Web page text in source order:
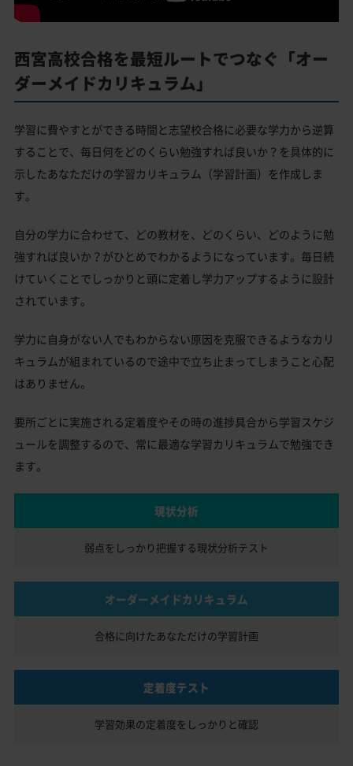
西宮高校合格を最短ルートでつなぐ「オー
ダーメイドカリキュラム」
学習に費やすとができる時間と志望校合格に必要な学力から逆算
することで、毎日何をどのくらい勉強すれば良いか？を具体的に
示したあなただけの学習カリキュラム（学習計画）を作成しま
す。
自分の学力に合わせて、どの教材を、どのくらい、どのように勉
強すれば良いか？がひとめでわかるようになっています。毎日続
けていくことでしっかりと頭に定着し学力アップするように設計
されています。
学力に自身がない人でもわからない原因を克服できるようなカリ
キュラムが組まれているので途中で立ち止まってしまうこと心配
はありません。
要所ごとに実施される定着度やその時の進捗具合から学習スケジ
ュールを調整するので、常に最適な学習カリキュラムで勉強でき
ます。
現状分析
弱点をしっかり把握する現状分析テスト
オーダーメイドカリキュラム
合格に向けたあなただけの学習計画
定着度テスト
学習効果の定着度を しっかりと確認